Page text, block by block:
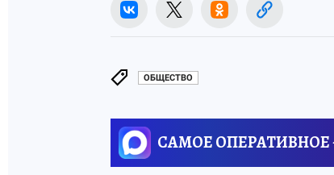
ОБЩЕСТВО
САМОЕ ОПЕРАТИВНОЕ